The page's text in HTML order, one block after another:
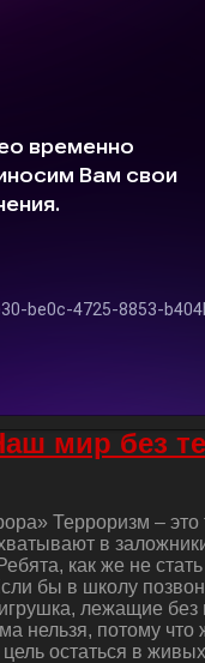
мир без
Терроризм –
в
как же не
бы в школу
лежащие
нельзя, потому
остаться в